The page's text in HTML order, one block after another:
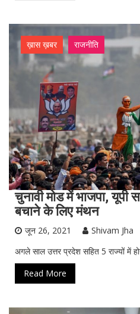
ख़ास ख़बर राजनीति
चुनावी मोड में भाजपा, यूपी
बचाने के लिए मंथन
जून 26, 2021
Shivam Jha
अगले साल उत्तर प्रदेश सहित 5 राज्यों में
Read More